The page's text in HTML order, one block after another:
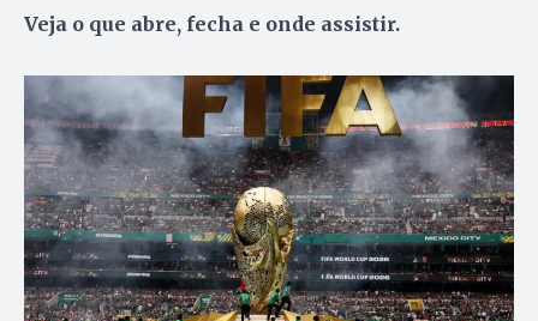
Veja o que abre, fecha e onde assistir.